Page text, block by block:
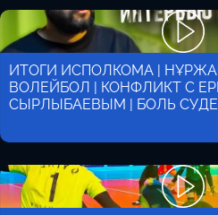
ИТОГИ ИСПОЛКОМА |
ВОЛЕЙБОЛ | КОНФЛИКТ С
СЫРЛЫБАЕВЫМ | БОЛЬ